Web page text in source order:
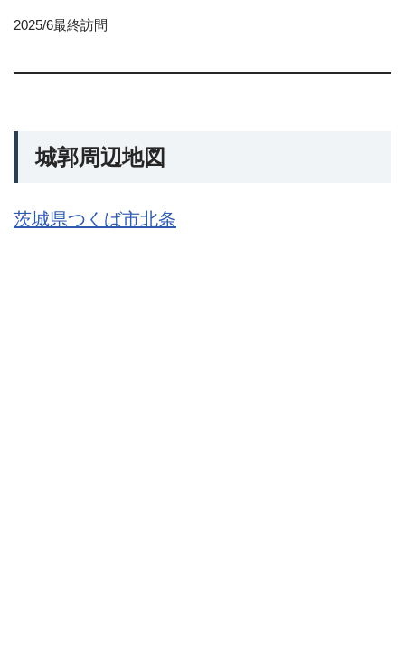
2025/6最終訪問
城郭周辺地図
茨城県つくば市北条